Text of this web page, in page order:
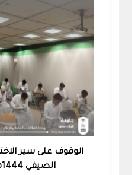
الوقوف على سير
الصيفي 1444هـ بكلية العلوم